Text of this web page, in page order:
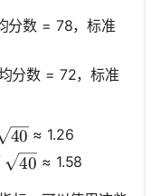
分数 = 78，标准
分数 = 72，标准
40 ≈ 1.26
\sqrt{40}
40 ≈ 1.58